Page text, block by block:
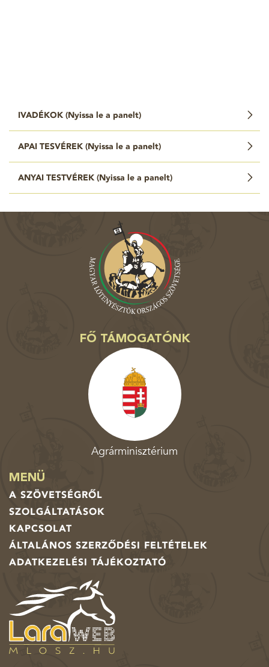
IVADÉKOK ( Nyissa le a panelt)
APAI TESVÉREK ( Nyissa le a panelt)
ANYAI TESTVÉREK ( Nyissa le a panelt)
FŐ TÁMOGATÓNK
Agrárminisztérium
MENÜ
A SZÖVETSÉGRŐL
SZOLGÁLTATÁSOK
KAPCSOLAT
ÁLTALÁNOS SZERZŐDÉSI FELTÉTELEK
ADATKEZELÉSI TÁJÉKOZTATÓ